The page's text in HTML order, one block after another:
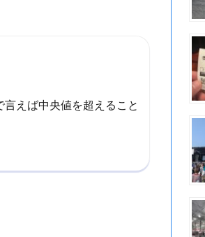
えば中央値を超えること